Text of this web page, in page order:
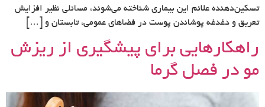
تسکین‌دهنده علائم این بیماری شناخته می‌شوند، مسائلی نظیر افزایش
تعریق و دغدغه پوشاندن پوست در فضاهای عمومی، تابستان و […]
راهکارهایی برای پیشگیری از ریزش
مو در فصل گرما